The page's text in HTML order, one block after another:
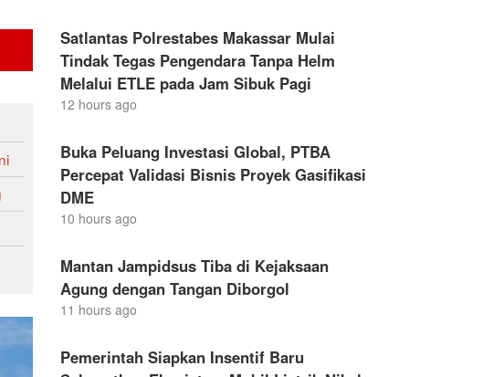
Satlantas Polrestabes Makassar Mulai
Tindak Tegas Pengendara Tanpa Helm
Melalui ETLE pada Jam Sibuk Pagi
12 hours ago
Buka Peluang Investasi Global, PTBA
Percepat Validasi Bisnis Proyek Gasifikasi
DME
10 hours ago
Mantan Jampidsus Tiba di Kejaksaan
Agung dengan Tangan Diborgol
11 hours ago
Pemerintah Siapkan Insentif Baru